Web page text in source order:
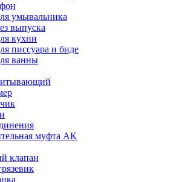
умывальника
выпуска
кухни
писсуара и биде
ванны
муфта АК
клапан